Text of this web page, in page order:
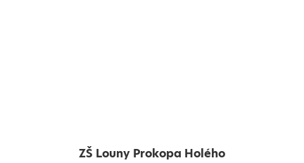
ZŠ Louny Prokopa Holého